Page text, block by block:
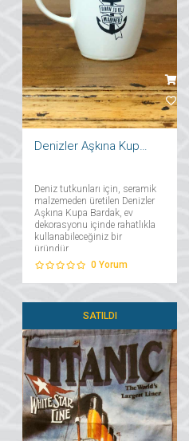
Denizler Aşkına Kupa Bardak
Deniz tutkunları için, seramik
malzemeden üretilen Denizler
Aşkına Kupa Bardak, ev
dekorasyonu içinde rahatlıkla
kullanabileceğiniz bir
üründür....
0 Yorum
SATILDI